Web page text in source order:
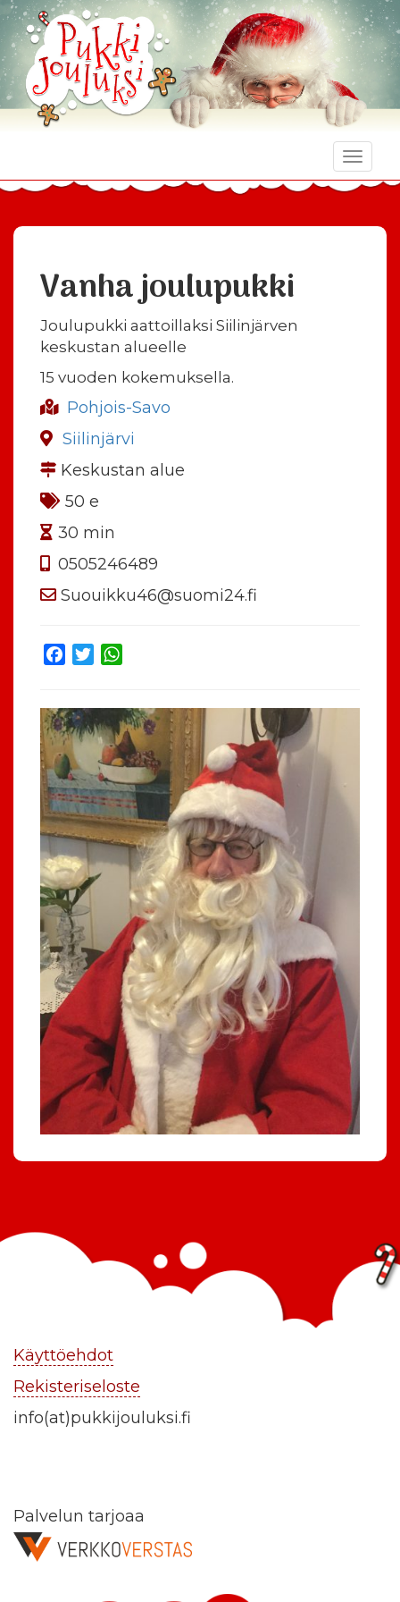
Toggle
Vanha joulupukki
Joulupukki aattoillaksi Siilinjärven
keskustan alueelle
15 vuoden kokemuksella.
Pohjois-Savo
Siilinjärvi
Keskustan alue
50 e
30 min
0505246489
Suouikku46@suomi24.fi
Facebook
Twitter
Käyttöehdot
Rekisteriseloste
info(at)pukkijouluksi.fi
Palvelun tarjoaa